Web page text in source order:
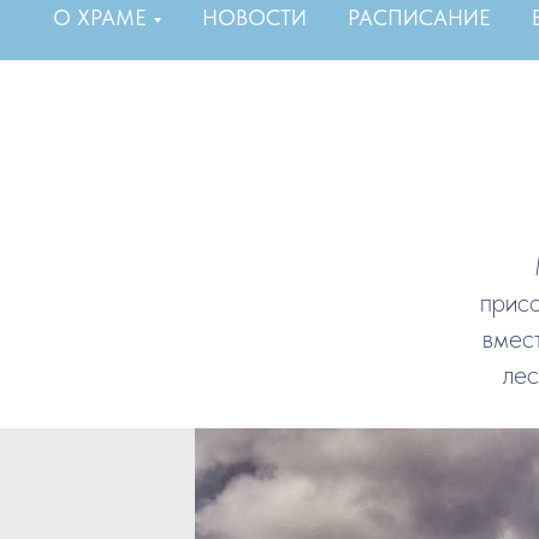
О ХРАМЕ НОВОСТИ РАСПИСАНИЕ